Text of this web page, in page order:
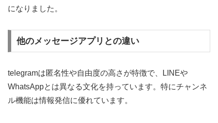
になりました。
他のメッセージアプリとの違い
telegramは匿名性や自由度の高さが特徴で、LINEや
WhatsAppとは異なる文化を持っています。特にチャンネ
ル機能は情報発信に優れています。